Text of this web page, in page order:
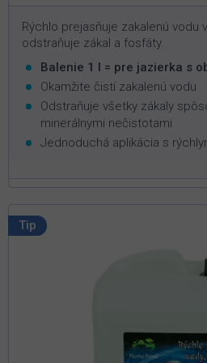
Rýchlo prejasňuje zakalenú vodu
odstraňuje zákal a fosfáty.
Balenie 1 l = pre jazierka s
Okamžite čistí zakalenú vodu
Odstraňuje všetky zákaly
minerálnymi nečistotami
Jednoduchá aplikácia s
Tip